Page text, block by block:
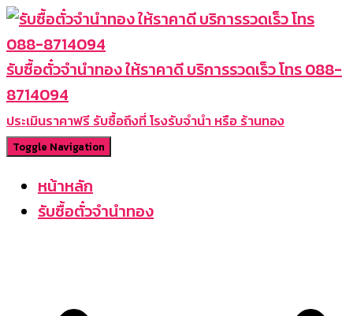
รับซื้อตั๋วจำนำทอง ให้ราคาดี บริการรวดเร็ว โทร 088-
8714094
ประเมินราคาฟรี รับซื้อถึงที่ โรงรับจำนำ หรือ ร้านทอง
Toggle Navigation
หน้าหลัก
รับซื้อตั๋วจำนำทอง